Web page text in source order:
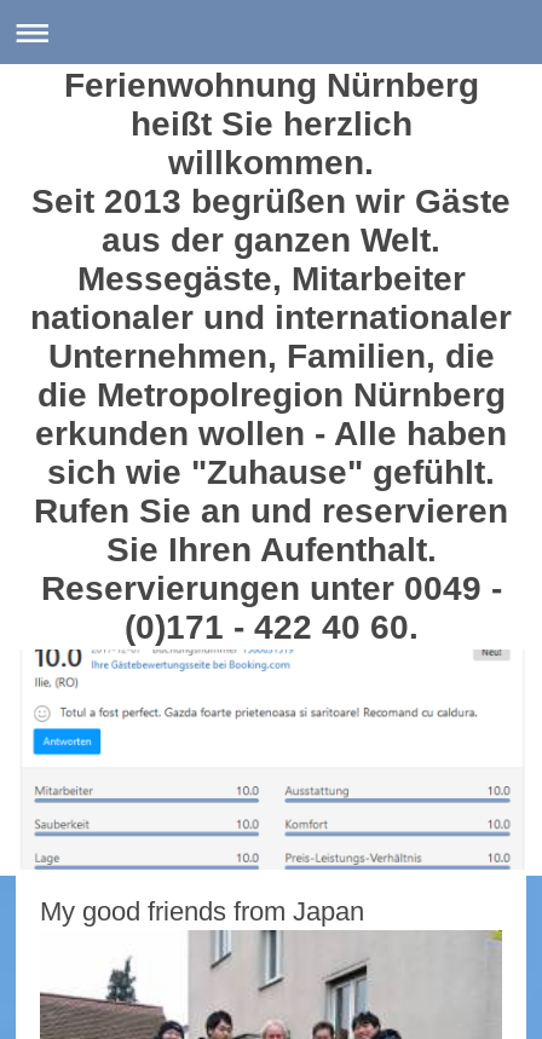
Ferienwohnung Nürnberg
heißt Sie herzlich
willkommen.
Seit 2013 begrüßen wir Gäste
aus der ganzen Welt.
Messegäste, Mitarbeiter
nationaler und internationaler
Unternehmen, Familien, die
die Metropolregion Nürnberg
erkunden wollen - Alle haben
sich wie "Zuhause" gefühlt.
Rufen Sie an und reservieren
Sie Ihren Aufenthalt.
Reservierungen unter 0049 -
(0)171 - 422 40 60.
My good friends from Japan